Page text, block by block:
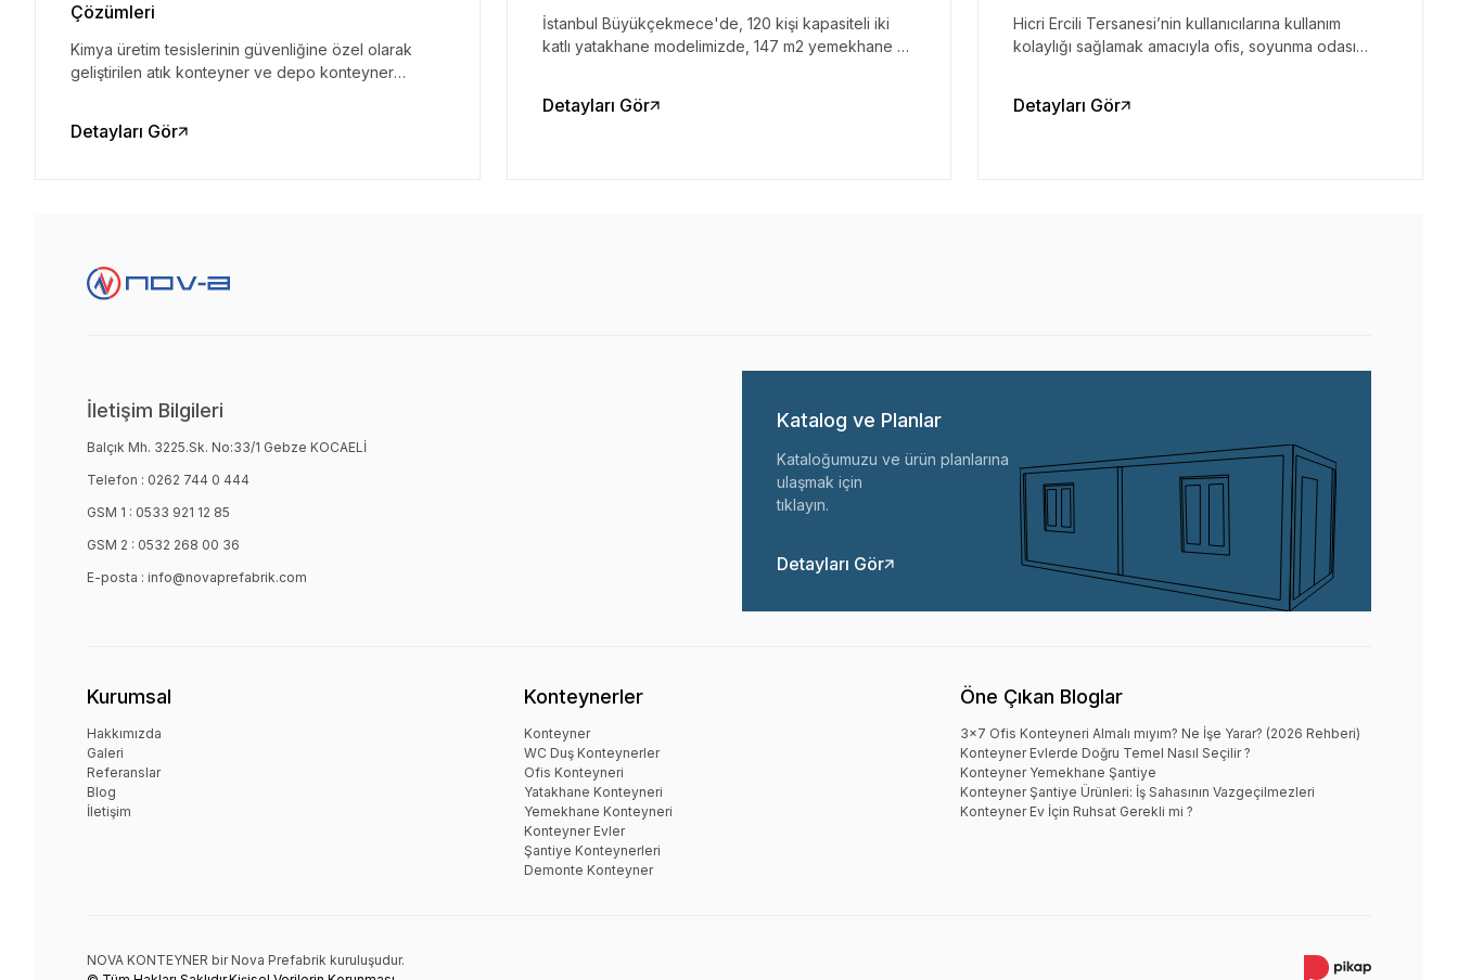
Çözümleri
Kimya üretim tesislerinin güvenliğine özel olarak
geliştirilen atık konteyner ve depo konteyner
Detayları Gör
İstanbul Büyükçekmece'de, 120 kişi kapasiteli iki
katlı yatakhane modelimizde, 147 m2 yemekhane ve
Detayları Gör
Hicri Ercili Tersanesi’nin kullanıcılarına kullanım
kolaylığı sağlamak amacıyla ofis, soyunma odası
Detayları Gör
İletişim Bilgileri
Balçık Mh. 3225.Sk. No:33/1 Gebze KOCAELİ
Telefon : 0262 744 0 444
GSM 1 : 0533 921 12 85
GSM 2 : 0532 268 00 36
E-posta : info@novaprefabrik.com
Katalog ve Planlar
Kataloğumuzu ve ürün planlarına
ulaşmak için
tıklayın.
Detayları Gör
Kurumsal
Hakkımızda
Galeri
Referanslar
Blog
İletişim
Konteynerler
Konteyner
WC Duş Konteynerler
Ofis Konteyneri
Yatakhane Konteyneri
Yemekhane Konteyneri
Konteyner Evler
Şantiye Konteynerleri
Demonte Konteyner
Öne Çıkan Bloglar
3x7 Ofis Konteyneri Almalı mıyım? Ne İşe Yarar? (2026 Rehberi)
Konteyner Evlerde Doğru Temel Nasıl Seçilir ?
Konteyner Yemekhane Şantiye
Konteyner Şantiye Ürünleri: İş Sahasının Vazgeçilmezleri
Konteyner Ev İçin Ruhsat Gerekli mi ?
NOVA KONTEYNER bir Nova Prefabrik kuruluşudur.